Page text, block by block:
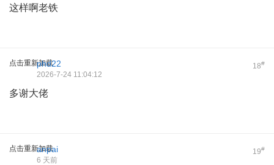
这样啊老铁
点击重新加载 18#
phd22
2026-7-24 11:04:12
多谢大佬
点击重新加载 19#
anpai
6 天前